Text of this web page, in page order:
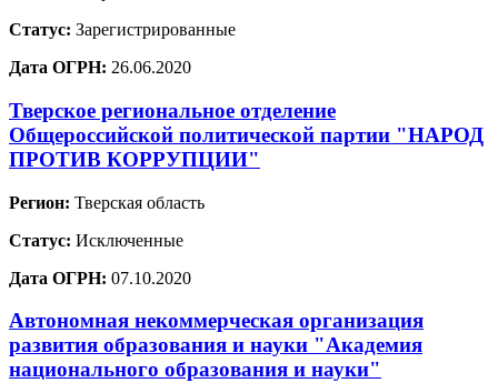
Статус: Зарегистрированные
Дата ОГРН: 26.06.2020
Тверское региональное отделение
Общероссийской политической партии "НАРОД
ПРОТИВ КОРРУПЦИИ"
Регион: Тверская область
Статус: Исключенные
Дата ОГРН: 07.10.2020
Автономная некоммерческая организация
развития образования и науки "Академия
национального образования и науки"